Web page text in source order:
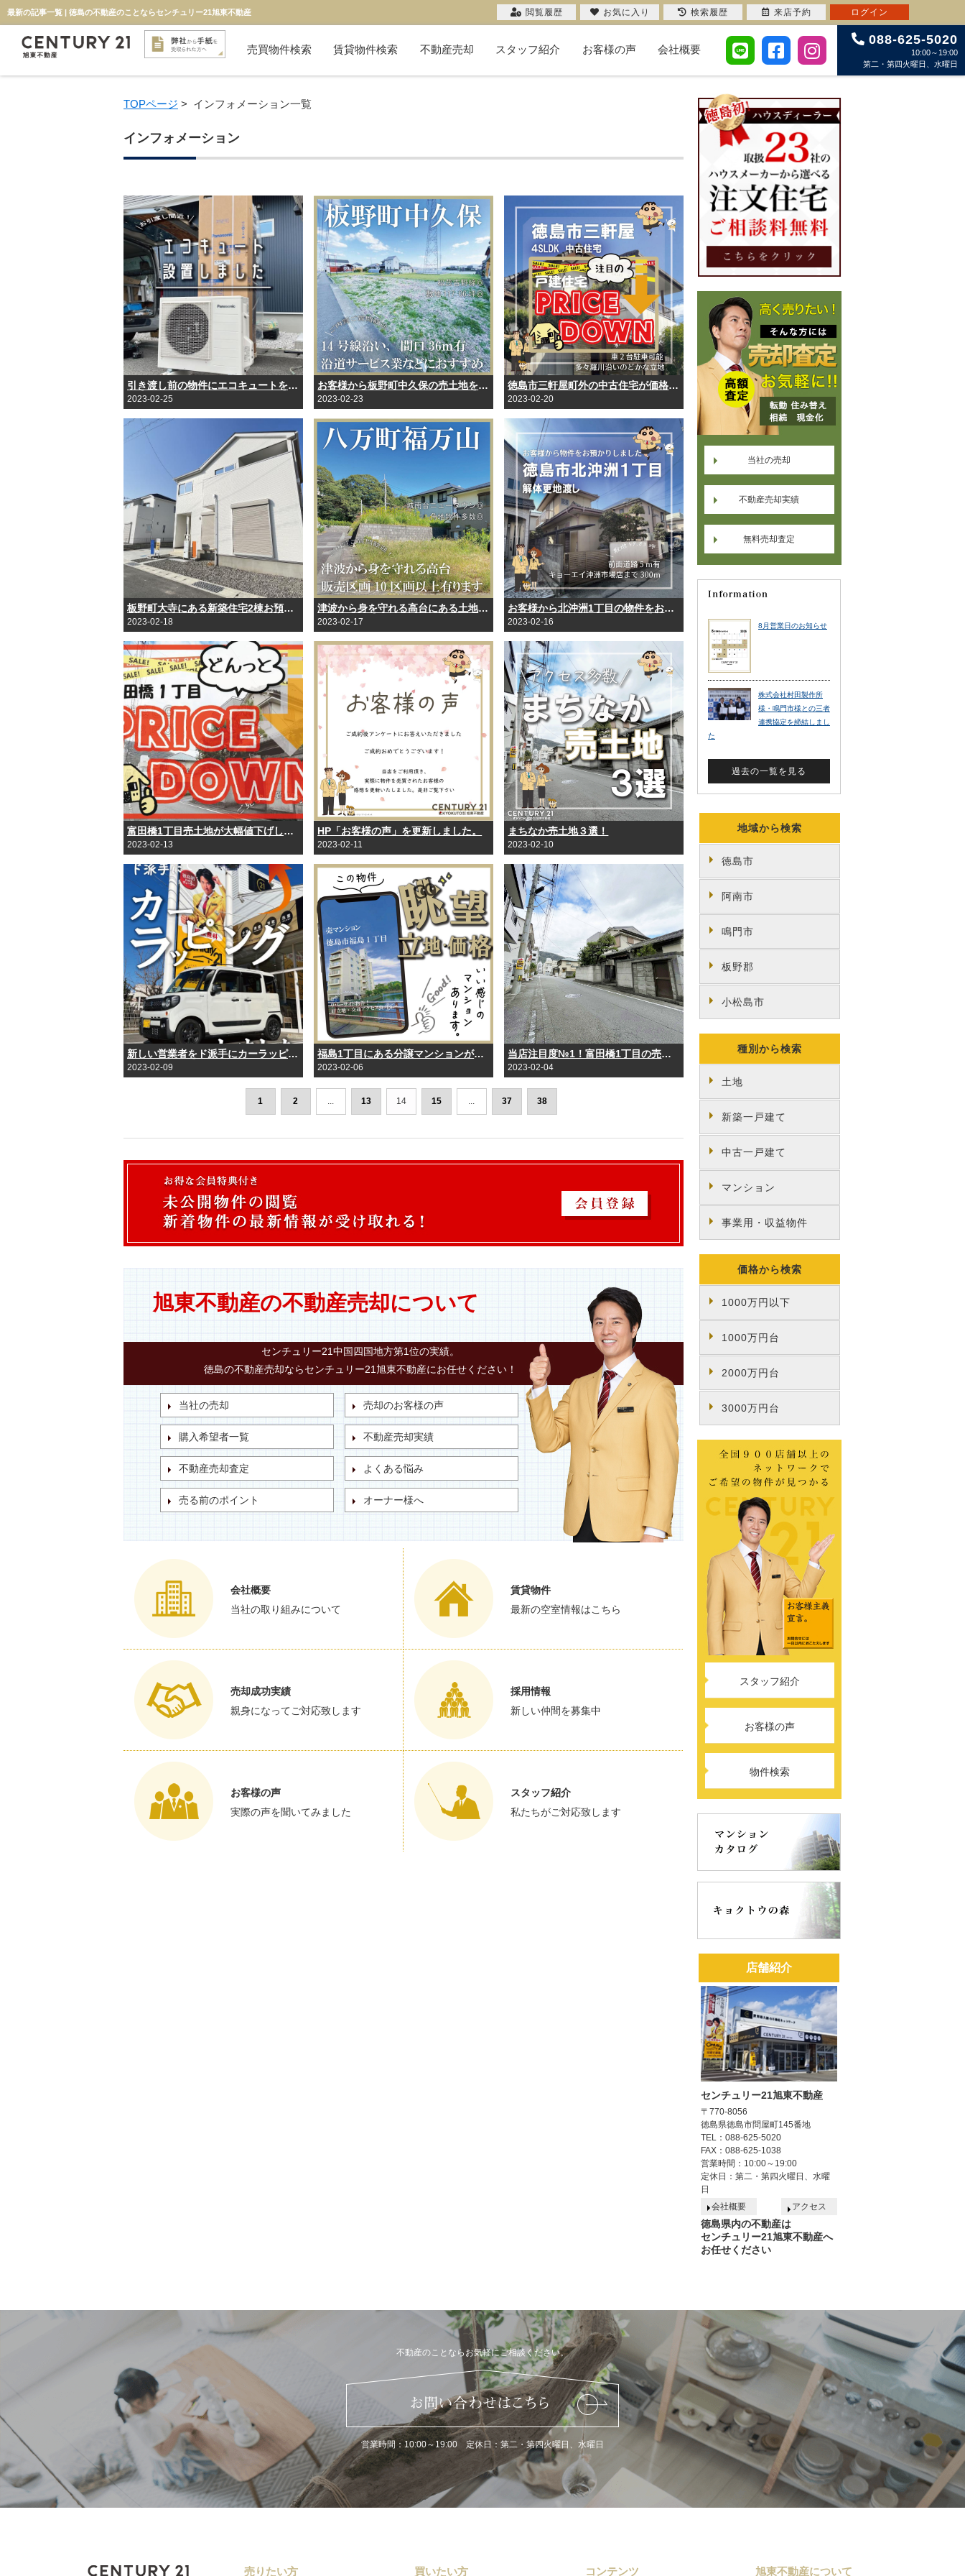
最新の記事一覧 | 徳島の不動産のことならセンチュリー21旭東不動産
売買物件検索 賃貸物件検索 不動産売却 スタッフ紹介 お客様の声 会社概要
088-625-5020
10:00～19:00
第二・第四火曜日、水曜日
TOPページ > インフォメーション一覧
インフォメーション
引き渡し前の物件にエコキュートを設置しました！
2023-02-25
お客様から板野町中久保の売土地を預かりしました！
2023-02-23
徳島市三軒屋町外の中古住宅が価格改定しました！
2023-02-20
板野町大寺にある新築住宅2棟お預かりしました！
2023-02-18
津波から身を守れる高台にある土地、10区画以上あります。
2023-02-17
お客様から北沖洲1丁目の物件をお預かりしました。
2023-02-16
富田橋1丁目売土地が大幅値下げしました！
2023-02-13
HP「お客様の声」を更新しました。
2023-02-11
まちなか売土地３選！
2023-02-10
新しい営業者をド派手にカーラッピングしました！
2023-02-09
福島1丁目にある分譲マンションがおすすめです！
2023-02-06
当店注目度№1！富田橋1丁目の売土地
2023-02-04
1 2 13 14 15 37 38
旭東不動産の不動産売却について
センチュリー21中国四国地方第1位の実績。
徳島の不動産売却ならセンチュリー21旭東不動産にお任せください！
当社の売却 売却のお客様の声
購入希望者一覧 不動産売却実績
不動産売却査定 よくある悩み
売る前のポイント オーナー様へ
会社概要
当社の取り組みについて
賃貸物件
最新の空室情報はこちら
売却成功実績
親身になってご対応致します
採用情報
新しい仲間を募集中
お客様の声
実際の声を聞いてみました
スタッフ紹介
私たちがご対応致します
当社の売却
不動産売却実績
無料売却査定
地域から検索
徳島市
阿南市
鳴門市
板野郡
小松島市
種別から検索
土地
新築一戸建て
中古一戸建て
マンション
事業用・収益物件
価格から検索
1000万円以下
1000万円台
2000万円台
3000万円台
スタッフ紹介
お客様の声
物件検索
店舗紹介
センチュリー21旭東不動産
〒770-8056
徳島県徳島市問屋町145番地
TEL：088-625-5020
FAX：088-625-1038
営業時間：10:00～19:00
定休日：第二・第四火曜日、水曜
日
会社概要
アクセス
徳島県内の不動産は
センチュリー21旭東不動産へ
お任せください
不動産のことならお気軽にご相談ください。
営業時間：10:00～19:00 定休日：第二・第四火曜日、水曜日
売りたい方 買いたい方 コンテンツ 旭東不動産について
閲覧履歴 お気に入り 検索履歴 来店予約 ログイン